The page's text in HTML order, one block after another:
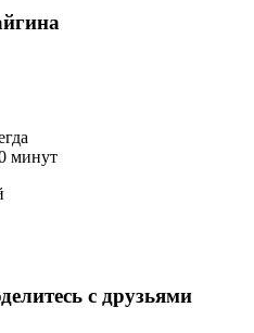
минут
с друзьями